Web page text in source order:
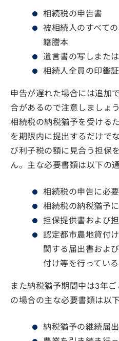
相続税の申告書
被相続人のすべて
籍謄本
遺言書の写しまた
相続人全員の印鑑
申告が遅れた場合には追加
合があるので注意しましょう
相続税の納税猶予を受ける
を期限内に提出するだけで
び利子税の額に見合う担保
ん。主な必要書類は以下の通
相続税の申告に必
相続税の納税猶予
担保提供書および
認定都市農地貸付
関する届出書およ
付け等を行っている
また納税猶予期間中は3年
の場合の主な必要書類は以
納税猶予の継続届